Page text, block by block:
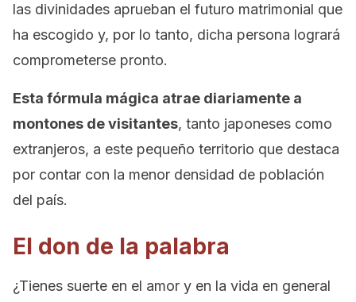
las divinidades aprueban el futuro matrimonial que
ha escogido y, por lo tanto, dicha persona logrará
comprometerse pronto.
Esta fórmula mágica atrae diariamente a
montones de visitantes, tanto japoneses como
extranjeros, a este pequeño territorio que destaca
por contar con la menor densidad de población
del país.
El don de la palabra
¿Tienes suerte en el amor y en la vida en general